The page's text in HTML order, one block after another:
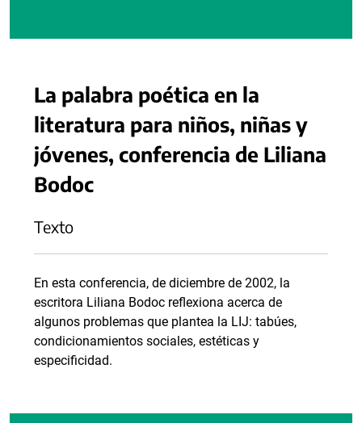
La palabra poética en la
literatura para niños, niñas y
jóvenes, conferencia de Liliana
Bodoc
Texto
En esta conferencia, de diciembre de 2002, la
escritora Liliana Bodoc reflexiona acerca de
algunos problemas que plantea la LIJ: tabúes,
condicionamientos sociales, estéticas y
especificidad.